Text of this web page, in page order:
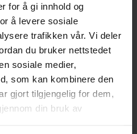
for å gi innhold og
å levere sosiale
trafikken vår. Vi deler
du bruker nettstedet
sosiale medier,
som kan kombinere den
gjort tilgjengelig for dem,
din bruk av